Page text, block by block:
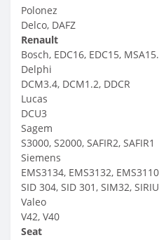
Polonez
Delco, DAFZ
Renault
Bosch, EDC16, EDC15,
Delphi
DCM3.4, DCM1.2, DDCR
Lucas
DCU3
Sagem
S3000, S2000, SAFIR2, SAFIR1
Siemens
EMS3134, EMS3132,
SID 304, SID 301, SIM32,
Valeo
V42, V40
Seat